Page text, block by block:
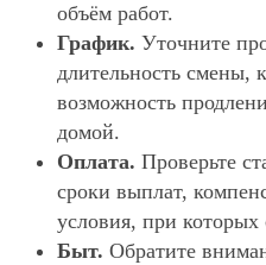
объём работ.
График. Уточните
длительность смены,
возможность
домой.
Оплата. Проверьте
сроки выплат,
условия, при
Быт. Обратите